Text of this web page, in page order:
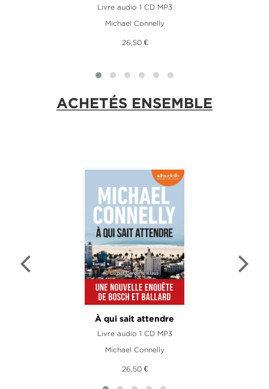
Livre audio 1 CD MP3
Michael Connelly
26,50 €
ACHETÉS ENSEMBLE
À qui sait attendre
Livre audio 1 CD MP3
Michael Connelly
26,50 €